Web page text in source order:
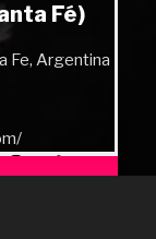
Fé)
Fe, Argentina